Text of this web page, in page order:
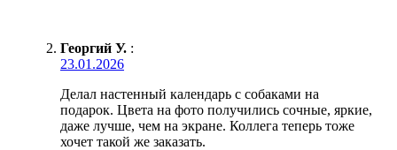
Георгий У. :
23.01.2026
Делал настенный календарь с собаками на
подарок. Цвета на фото получились сочные, яркие,
даже лучше, чем на экране. Коллега теперь тоже
хочет такой же заказать.